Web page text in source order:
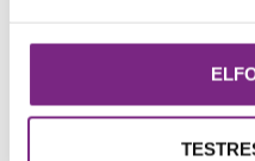
biztonságos szállítást,
rendelhetővé válnak.
Köszönjük